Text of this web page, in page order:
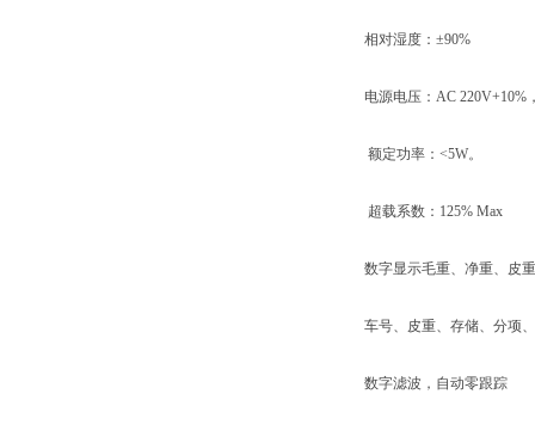
相对湿度：±90%
电源电压：AC 220V+10%
额定功率：<5W。
超载系数：125% Max
数字显示毛重、净重、皮重
车号、皮重、存储、分项
数字滤波，自动零跟踪